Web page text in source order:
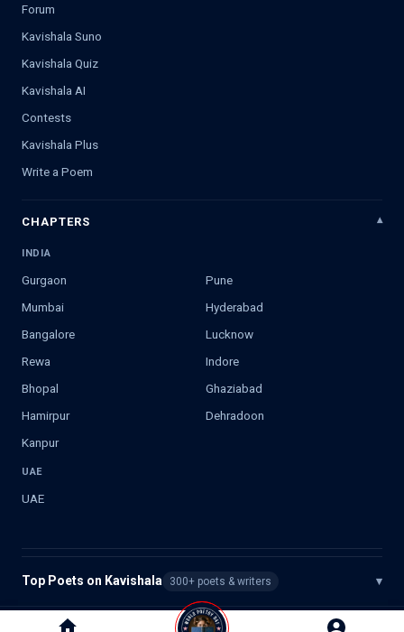
Forum
Kavishala Suno
Kavishala Quiz
Kavishala AI
Contests
Kavishala Plus
Write a Poem
CHAPTERS
INDIA
Gurgaon
Pune
Mumbai
Hyderabad
Bangalore
Lucknow
Rewa
Indore
Bhopal
Ghaziabad
Hamirpur
Dehradoon
Kanpur
UAE
UAE
Top Poets on Kavishala 300+ poets & writers ▾